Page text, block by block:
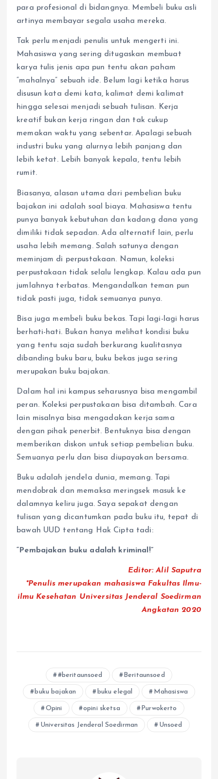
para profesional di bidangnya. Membeli buku asli
artinya membayar segala usaha mereka.
Tak perlu menjadi penulis untuk mengerti ini.
Mahasiswa yang sering ditugaskan membuat
karya tulis jenis apa pun tentu akan paham
“mahalnya” sebuah ide. Belum lagi ketika harus
disusun kata demi kata, kalimat demi kalimat
hingga selesai menjadi sebuah tulisan. Kerja
kreatif bukan kerja ringan dan tak cukup
memakan waktu yang sebentar. Apalagi sebuah
industri buku yang alurnya lebih panjang dan
lebih ketat. Lebih banyak kepala, tentu lebih
rumit.
Biasanya, alasan utama dari pembelian buku
bajakan ini adalah soal biaya. Mahasiswa tentu
punya banyak kebutuhan dan kadang dana yang
dimiliki tidak sepadan. Ada alternatif lain, perlu
usaha lebih memang. Salah satunya dengan
meminjam di perpustakaan. Namun, koleksi
perpustakaan tidak selalu lengkap. Kalau ada pun
jumlahnya terbatas. Mengandalkan teman pun
tidak pasti juga, tidak semuanya punya.
Bisa juga membeli buku bekas. Tapi lagi-lagi harus
berhati-hati. Bukan hanya melihat kondisi buku
yang tentu saja sudah berkurang kualitasnya
dibanding buku baru, buku bekas juga sering
merupakan buku bajakan.
Dalam hal ini kampus seharusnya bisa mengambil
peran. Koleksi perpustakaan bisa ditambah. Cara
lain misalnya bisa mengadakan kerja sama
dengan pihak penerbit. Bentuknya bisa dengan
memberikan diskon untuk setiap pembelian buku.
Semuanya perlu dan bisa diupayakan bersama.
Buku adalah jendela dunia, memang. Tapi
mendobrak dan memaksa meringsek masuk ke
dalamnya keliru juga. Saya sepakat dengan
tulisan yang dicantumkan pada buku itu, tepat di
bawah UUD tentang Hak Cipta tadi:
“Pembajakan buku adalah kriminal!”
Editor: Alil Saputra
*Penulis merupakan mahasiswa Fakultas Ilmu-
ilmu Kesehatan Universitas Jenderal Soedirman
Angkatan 2020
#beritaunsoed Beritaunsoed
buku bajakan buku elegal Mahasiswa
Opini opini sketsa Purwokerto
Universitas Jenderal Soedirman Unsoed